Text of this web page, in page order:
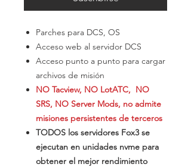
Parches para DCS, OS
Acceso web al servidor DCS
Acceso punto a punto para cargar
archivos de misión
NO Tacview, NO LotATC, NO
SRS, NO Server Mods, no admite
misiones persistentes de terceros
TODOS los servidores Fox3 se
ejecutan en unidades nvme para
obtener el mejor rendimiento